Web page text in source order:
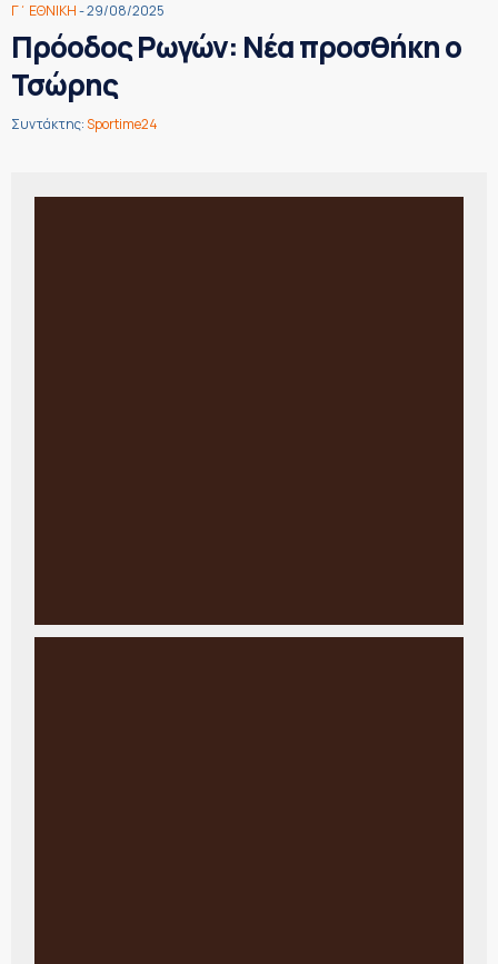
Γ΄ ΕΘΝΙΚΗ- 29/08/2025
Πρόοδος Ρωγών: Νέα προσθήκη ο
Τσώρης
Συντάκτης:Sportime24